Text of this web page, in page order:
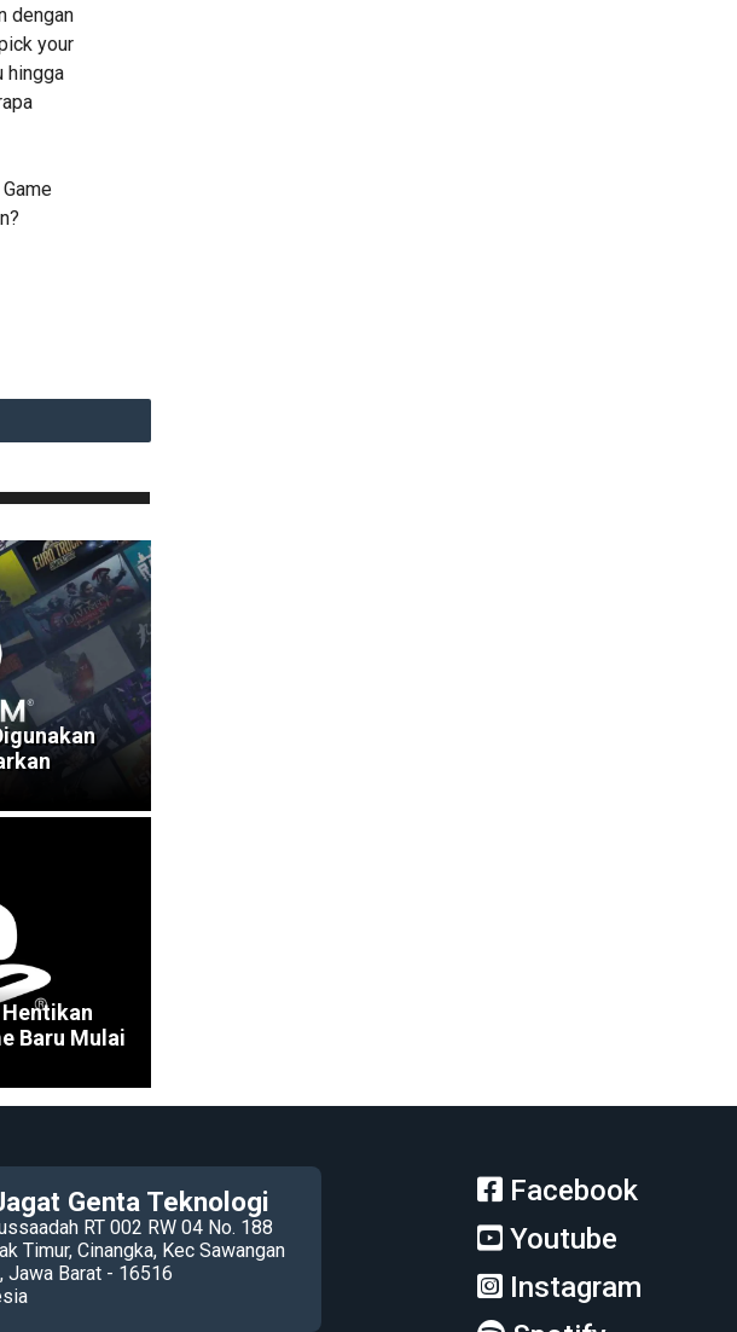
dengan
your
hingga
Baru Mulai
Genta Teknologi
RT 002 RW 04 No. 188
Timur, Cinangka, Kec Sawangan
Jawa Barat - 16516
Facebook
Youtube
Instagram